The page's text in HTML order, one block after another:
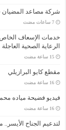
شركة مصاعد المضيان – خبرة منذ 1980 في
‏7 ساعات مضت
خدمات الإسعاف الخاص
الرعاية الصحية العاجلة
‏15 ساعة مضت
مقطع كايو البرازيلي
‏16 ساعة مضت
فيديو فضيحة مياده
‏16 ساعة مضت
لتدعيم الجناح